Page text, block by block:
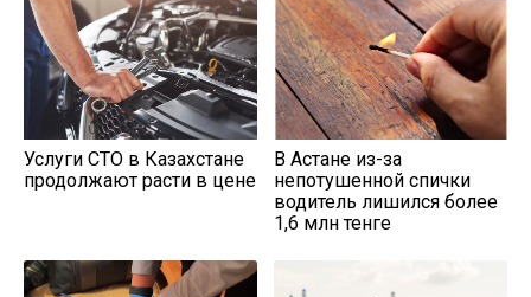
Услуги СТО в Казахстане
продолжают расти в цене
В Астане из-за
непотушенной спички
водитель лишился более
1,6 млн тенге